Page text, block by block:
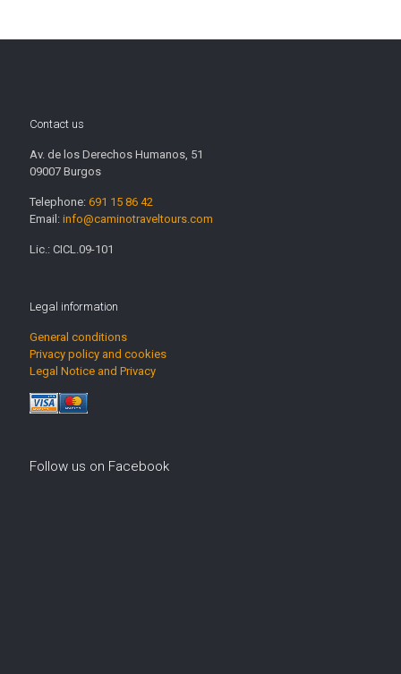
Contact us
Av. de los Derechos Humanos, 51
09007 Burgos
Telephone: 691 15 86 42
Email: info@caminotraveltours.com
Lic.: CICL.09-101
Legal information
General conditions
Privacy policy and cookies
Legal Notice and Privacy
Follow us on Facebook